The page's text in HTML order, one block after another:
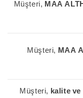
Müşteri, MAA
Müşteri, MAA
Müşteri, kalite ve